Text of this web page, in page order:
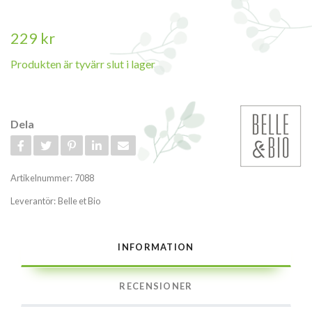
229 kr
Produkten är tyvärr slut i lager
Dela
Artikelnummer: 7088
Leverantör: Belle et Bio
INFORMATION
RECENSIONER